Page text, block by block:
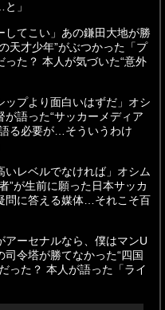
」
してこい」あの鎌田大地が勝
天才少年”がぶつかった「プ
った？ 本人が気づいた“意外
ップより面白いはずだ」オシ
が語った“サッカーメディア
る必要が…そういうわけ
いレベルでなければ」オシム
”が生前に願った日本サッカ
問に答える媒体…それこそ百
アーセナルなら、僕はマンU
令塔が勝てなかった“四国
った？ 本人が語った「ライ